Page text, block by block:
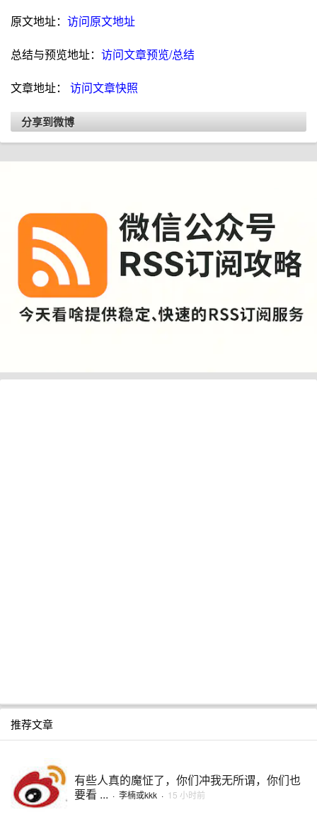
原文地址： 访问原文地址
总结与预览地址： 访问文章预览/总结
文章地址： 访问文章快照
分享到微博
推荐文章
有些人真的魔怔了，你们冲我无所谓，你们也
要看 ... · 李楠或kkk · 15 小时前